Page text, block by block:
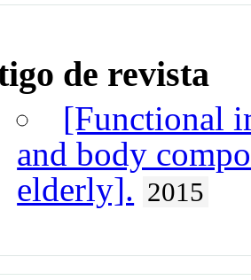
de revista
[Functional
and body
elderly]. 2015